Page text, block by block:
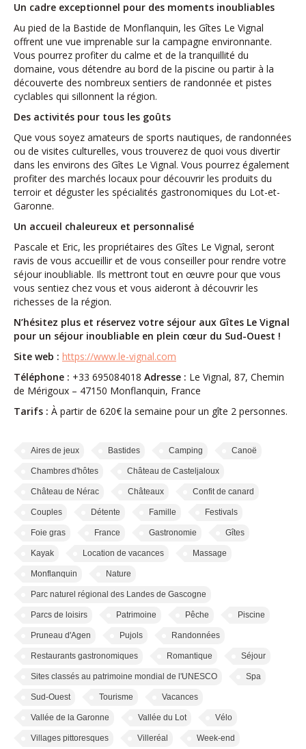
Un cadre exceptionnel pour des moments inoubliables
Au pied de la Bastide de Monflanquin, les Gîtes Le Vignal
offrent une vue imprenable sur la campagne environnante.
Vous pourrez profiter du calme et de la tranquillité du
domaine, vous détendre au bord de la piscine ou partir à la
découverte des nombreux sentiers de randonnée et pistes
cyclables qui sillonnent la région.
Des activités pour tous les goûts
Que vous soyez amateurs de sports nautiques, de randonnées
ou de visites culturelles, vous trouverez de quoi vous divertir
dans les environs des Gîtes Le Vignal. Vous pourrez également
profiter des marchés locaux pour découvrir les produits du
terroir et déguster les spécialités gastronomiques du Lot-et-
Garonne.
Un accueil chaleureux et personnalisé
Pascale et Eric, les propriétaires des Gîtes Le Vignal, seront
ravis de vous accueillir et de vous conseiller pour rendre votre
séjour inoubliable. Ils mettront tout en œuvre pour que vous
vous sentiez chez vous et vous aideront à découvrir les
richesses de la région.
N’hésitez plus et réservez votre séjour aux Gîtes Le Vignal
pour un séjour inoubliable en plein cœur du Sud-Ouest !
Site web : https://www.le-vignal.com
Téléphone : +33 695084018 Adresse : Le Vignal, 87, Chemin
de Mérigoux – 47150 Monflanquin, France
Tarifs : À partir de 620€ la semaine pour un gîte 2 personnes.
Aires de jeux Bastides Camping Canoë
Chambres d'hôtes Château de Casteljaloux
Château de Nérac Châteaux Confit de canard
Couples Détente Famille Festivals
Foie gras France Gastronomie Gîtes
Kayak Location de vacances Massage
Monflanquin Nature
Parc naturel régional des Landes de Gascogne
Parcs de loisirs Patrimoine Pêche Piscine
Pruneau d'Agen Pujols Randonnées
Restaurants gastronomiques Romantique Séjour
Sites classés au patrimoine mondial de l'UNESCO Spa
Sud-Ouest Tourisme Vacances
Vallée de la Garonne Vallée du Lot Vélo
Villages pittoresques Villeréal Week-end